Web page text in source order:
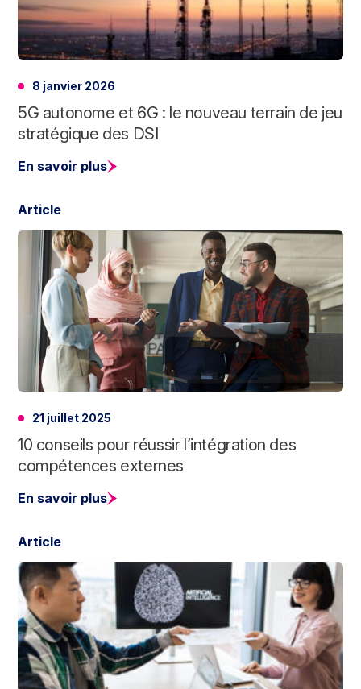
8 janvier 2026
5G autonome et 6G : le nouveau terrain de jeu
stratégique des DSI
En savoir plus
Article
21 juillet 2025
10 conseils pour réussir l’intégration des
compétences externes
En savoir plus
Article